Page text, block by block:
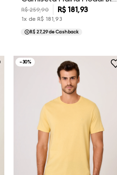
R$ 259,90 R$181,93
1x de R$ 181,93
R$ 27,29de Cashback
-30%